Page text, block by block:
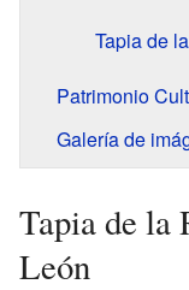
Tapia de
Patrimonio
Galería de
Tapia de la
León